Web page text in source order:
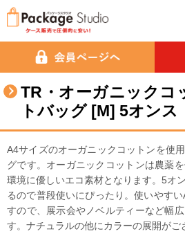
TR・オーガニックコ
トバッグ [M] 5オンス
A4サイズのオーガニックコットンを使
グです。オーガニックコットンは農薬
環境に優しいエコ素材となります。5オ
るので普段使いにぴったり。使いやす
すので、展示会やノベルティーなど幅
す。ナチュラルの他にカラーの展開がご